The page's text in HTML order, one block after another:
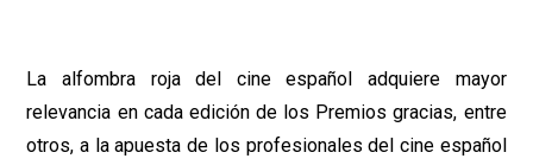
La alfombra roja del cine español adquiere mayor
relevancia en cada edición de los Premios gracias, entre
otros, a la apuesta de los profesionales del cine español